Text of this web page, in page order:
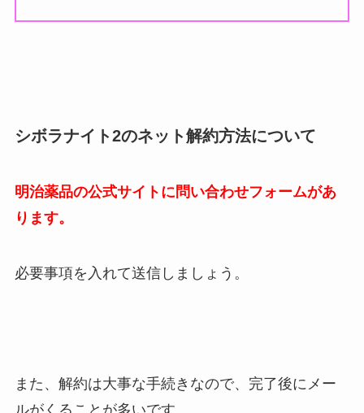
シボラナイト2のネット解約方法について
明治薬品の公式サイトに問い合わせフォームがあ
ります。
必要事項を入れて送信しましょう。
また、解約は大事な手続きなので、完了後にメー
ルがくることが多いです。